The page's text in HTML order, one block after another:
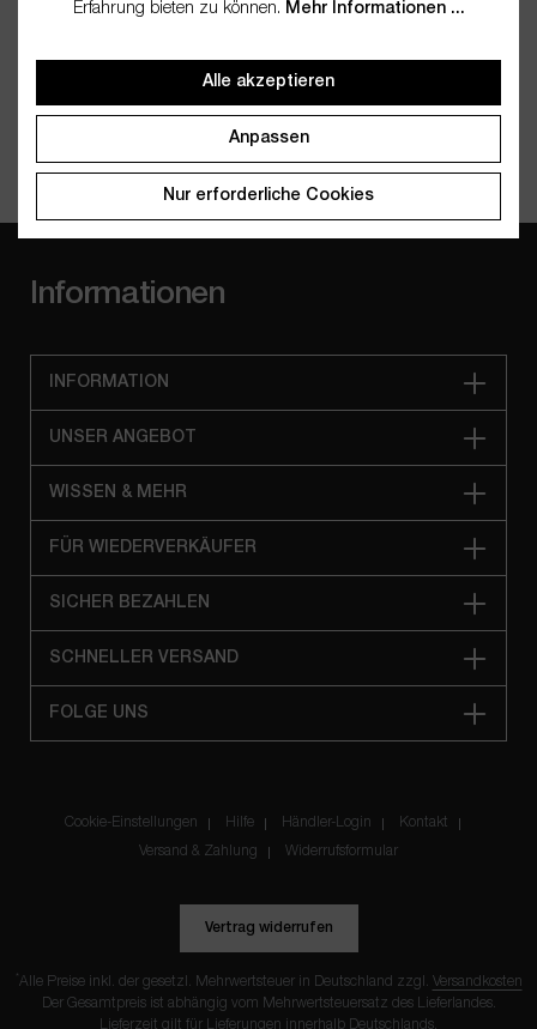
bis es sich vollständig verflüssigt hat. Dabei das Öl nicht über
Danach ist es wieder flüssig und einsatzbereit.
Informationen
INFORMATION
UNSER ANGEBOT
WISSEN & MEHR
FÜR WIEDERVERKÄUFER
SICHER BEZAHLEN
SCHNELLER VERSAND
FOLGE UNS
Cookie-Einstellungen Hilfe Händler-Login Kontakt
Versand & Zahlung Widerrufsformular
Vertrag widerrufen
Alle Preise inkl. der gesetzl. Mehrwertsteuer in Deutschland zzgl. Versandkosten
Der Gesamtpreis ist abhängig vom Mehrwertsteuersatz des Lieferlandes.
Lieferzeit gilt für Lieferungen innerhalb Deutschlands.
Erfahrung bieten zu können. Mehr Informationen ...
Alle akzeptieren
Anpassen
Nur erforderliche Cookies